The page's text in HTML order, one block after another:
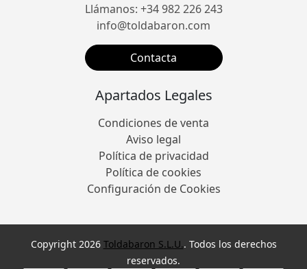
Llámanos: +34 982 226 243
info@toldabaron.com
Contacta
Apartados Legales
Condiciones de venta
Aviso legal
Política de privacidad
Política de cookies
Configuración de Cookies
Copyright 2026 Toldabaron S.L.U.. Todos los derechos
reservados.